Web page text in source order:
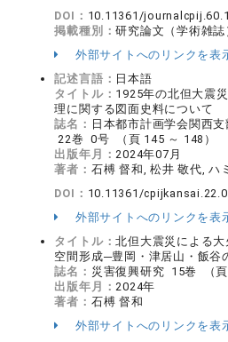
DOI： 10.11361/
掲載種別：研究論文（学術雑誌
外部サイトへのリンクを表
記述言語： 日本語
タイトル： 1925年の北但大震
理に関する図面史料について
誌名： 日本都市計画学会関西
22巻 0号 （頁 145 ～ 148）
出版年月：2024年07月
著者： 石榑 督和, 松井 敬代, ハ
DOI： 10.11361/
外部サイトへのリンクを表
タイトル：北但大震災による
空間形成─豊岡・津居山・飯谷
誌名： 災害復興研究 15巻 （頁
出版年月：2024年
著者： 石榑 督和
外部サイトへのリンクを表